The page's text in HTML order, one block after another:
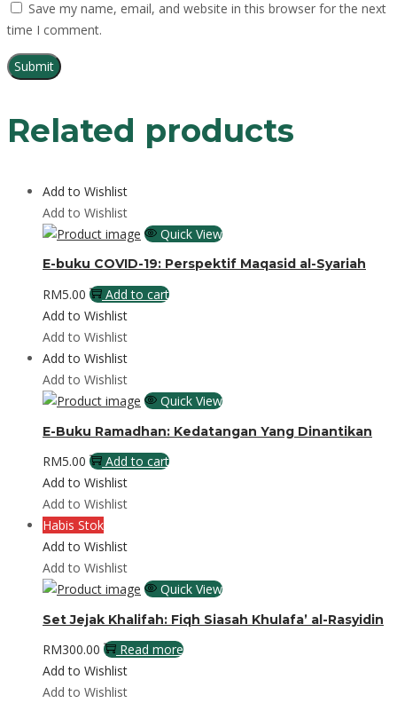
Save my name, email, and website in this browser for the next
time I comment.
Related products
Add to Wishlist
Add to Wishlist
Quick View
E-buku COVID-19: Perspektif Maqasid al-Syariah
RM5.00
Add to cart
Add to Wishlist
Add to Wishlist
Add to Wishlist
Add to Wishlist
Quick View
E-Buku Ramadhan: Kedatangan Yang Dinantikan
RM5.00
Add to cart
Add to Wishlist
Add to Wishlist
Habis Stok
Add to Wishlist
Add to Wishlist
Quick View
Set Jejak Khalifah: Fiqh Siasah Khulafa’ al-Rasyidin
RM300.00
Read more
Add to Wishlist
Add to Wishlist